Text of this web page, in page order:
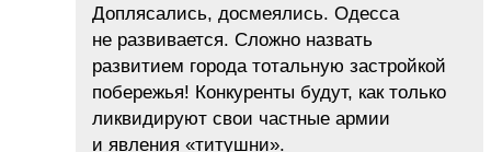
Доплясались, досмеялись. Одесса
не развивается. Сложно назвать
развитием города тотальную застройкой
побережья! Конкуренты будут, как только
ликвидируют свои частные армии
и явления «титушни».